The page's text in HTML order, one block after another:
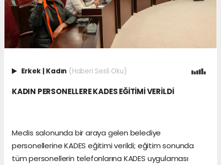
Erkek | Kadın (Haberi Sesli Oku)
KADIN PERSONELLERE KADES EĞİTİMİ VERİLDİ
Meclis salonunda bir araya gelen belediye
personellerine KADES eğitimi verildi; eğitim sonunda
tüm personellerin telefonlarına KADES uygulaması